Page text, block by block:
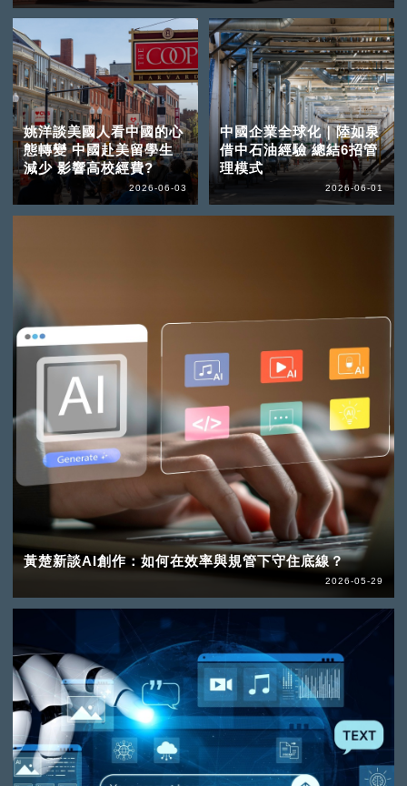
姚洋談美國人看中國的心
態轉變 中國赴美留學生
減少 影響高校經費?
2026-06-03
中國企業全球化｜陸如泉
借中石油經驗 總結6招管
理模式
2026-06-01
黃楚新談AI創作：如何在效率與規管下守住底線？
2026-05-29